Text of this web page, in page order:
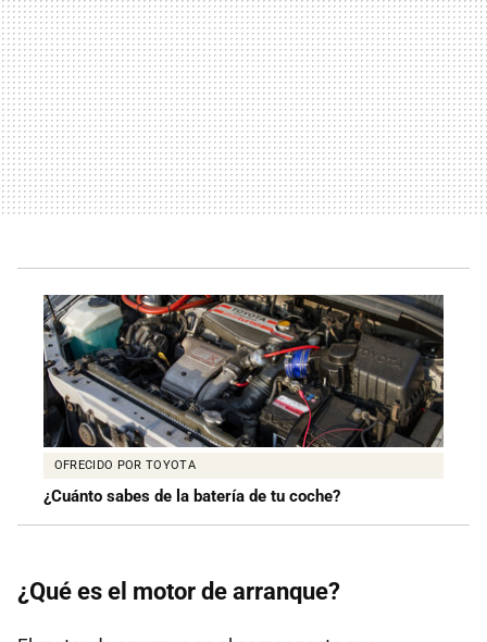
OFRECIDO POR TOYOTA
¿Cuánto sabes de la batería de tu coche?
¿Qué es el motor de arranque?